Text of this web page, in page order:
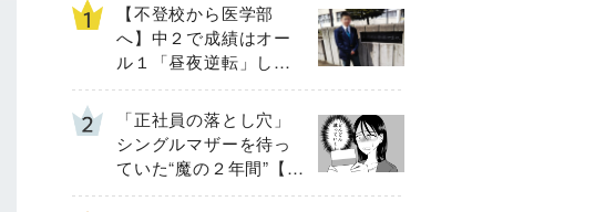
【不登校から医学部
へ】中２で成績はオー
ル１「昼夜逆転」した
わが子を”夜遊び”に連れ
出した母の気づき
「正社員の落とし穴」
シングルマザーを待っ
ていた“魔の２年間”【後
編】